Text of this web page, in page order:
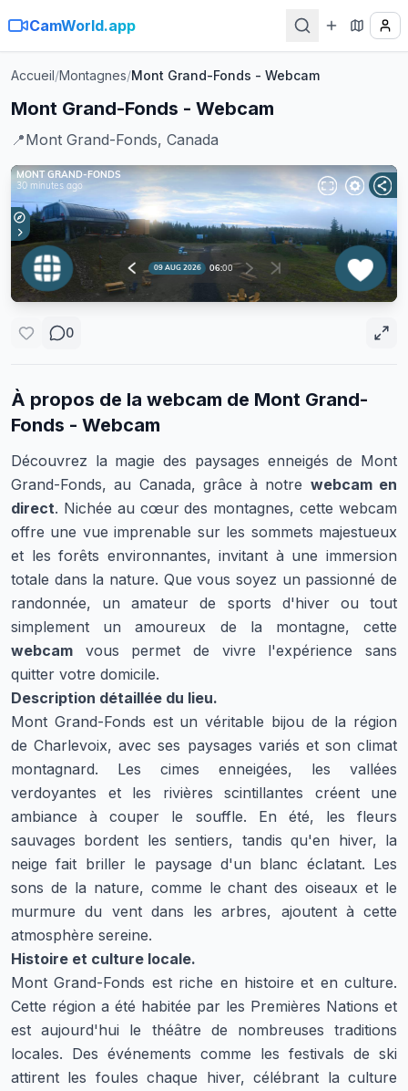
CamWorld.app
Accueil/Montagnes/Mont Grand-Fonds - Webcam
Mont Grand-Fonds - Webcam
📍Mont Grand-Fonds, Canada
0
À propos de la webcam de Mont Grand-
Fonds - Webcam
Découvrez la magie des paysages enneigés de Mont
Grand-Fonds, au Canada, grâce à notre webcam en
direct. Nichée au cœur des montagnes, cette webcam
offre une vue imprenable sur les sommets majestueux
et les forêts environnantes, invitant à une immersion
totale dans la nature. Que vous soyez un passionné de
randonnée, un amateur de sports d'hiver ou tout
simplement un amoureux de la montagne, cette
webcam vous permet de vivre l'expérience sans
quitter votre domicile.
Description détaillée du lieu.
Mont Grand-Fonds est un véritable bijou de la région
de Charlevoix, avec ses paysages variés et son climat
montagnard. Les cimes enneigées, les vallées
verdoyantes et les rivières scintillantes créent une
ambiance à couper le souffle. En été, les fleurs
sauvages bordent les sentiers, tandis qu'en hiver, la
neige fait briller le paysage d'un blanc éclatant. Les
sons de la nature, comme le chant des oiseaux et le
murmure du vent dans les arbres, ajoutent à cette
atmosphère sereine.
Histoire et culture locale.
Mont Grand-Fonds est riche en histoire et en culture.
Cette région a été habitée par les Premières Nations et
est aujourd'hui le théâtre de nombreuses traditions
locales. Des événements comme les festivals de ski
attirent les foules chaque hiver, célébrant la culture